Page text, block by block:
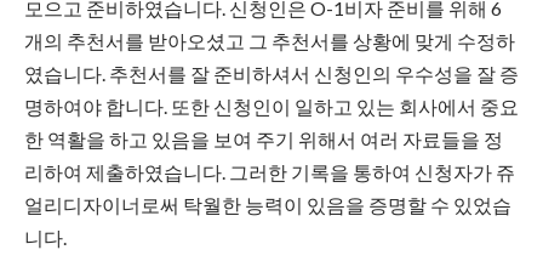
모으고 준비하였습니다. 신청인은 O-1비자 준비를 위해 6
개의 추천서를 받아오셨고 그 추천서를 상황에 맞게 수정하
였습니다. 추천서를 잘 준비하셔서 신청인의 우수성을 잘 증
명하여야 합니다. 또한 신청인이 일하고 있는 회사에서 중요
한 역활을 하고 있음을 보여 주기 위해서 여러 자료들을 정
리하여 제출하였습니다. 그러한 기록을 통하여 신청자가 쥬
얼리디자이너로써 탁월한 능력이 있음을 증명할 수 있었습
니다.